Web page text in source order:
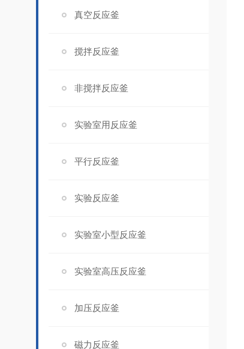
真空反应釜
搅拌反应釜
非搅拌反应釜
实验室用反应釜
平行反应釜
实验反应釜
实验室小型反应釜
实验室高压反应釜
加压反应釜
磁力反应釜